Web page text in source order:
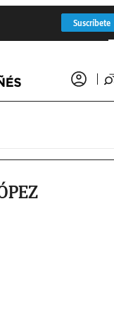
Suscríbete